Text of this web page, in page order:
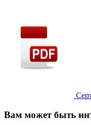
Вам может быть